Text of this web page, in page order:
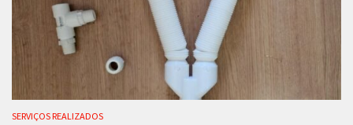
SERVIÇOS REALIZADOS